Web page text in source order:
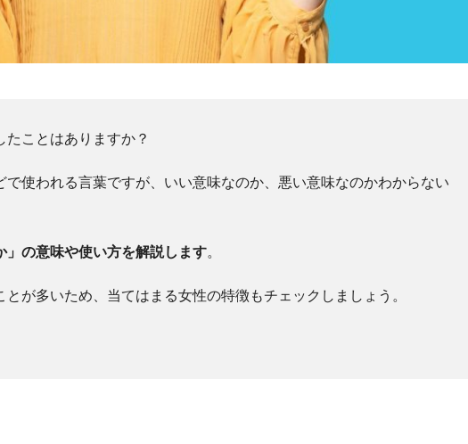
たことはありますか？
で使われる言葉ですが、いい意味なのか、悪い意味なのかわからない
」の意味や使い方を解説します。
が多いため、当てはまる女性の特徴もチェックしましょう。